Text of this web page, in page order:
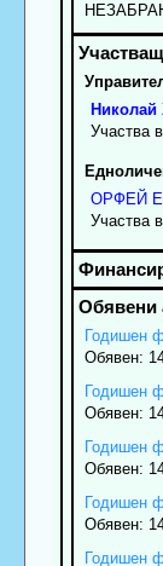
Николай
Участва
ОРФЕЙ
Участва
Годишен
Обявен:
Годишен
Обявен:
Годишен
Обявен:
Годишен
Обявен:
Годишен